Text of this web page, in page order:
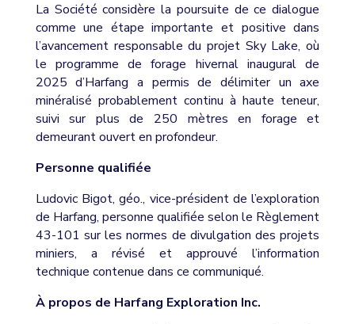
La Société considère la poursuite de ce dialogue
comme une étape importante et positive dans
l’avancement responsable du projet Sky Lake, où
le programme de forage hivernal inaugural de
2025 d’Harfang a permis de délimiter un axe
minéralisé probablement continu à haute teneur,
suivi sur plus de 250 mètres en forage et
demeurant ouvert en profondeur.
Personne qualifiée
Ludovic Bigot, géo., vice-président de l’exploration
de Harfang, personne qualifiée selon le Règlement
43-101 sur les normes de divulgation des projets
miniers, a révisé et approuvé l’information
technique contenue dans ce communiqué.
À propos de Harfang Exploration Inc.